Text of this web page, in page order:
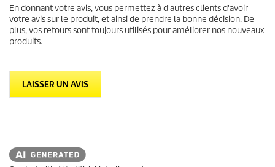
En donnant votre avis, vous permettez à d'autres clients d'avoir
votre avis sur le produit, et ainsi de prendre la bonne décision. De
plus, vos retours sont toujours utilisés pour améliorer nos nouveaux
produits.
LAISSER UN AVIS